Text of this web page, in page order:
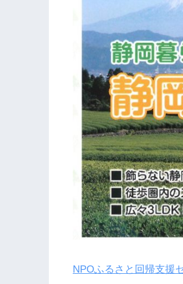
NPOふるさと回帰支援